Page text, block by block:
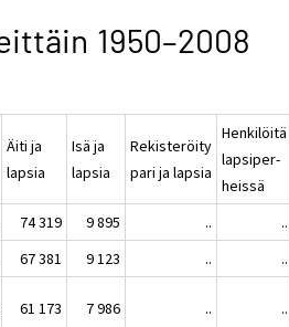
1950–2008
Äiti ja
lapsia
Isä ja
lapsia
Rekisteröity
pari ja lapsia
Henkilöitä
lapsiper-
heissä
74 319 9 895 .. ..
67 381 9 123 .. ..
61 173 7 986 .. ..